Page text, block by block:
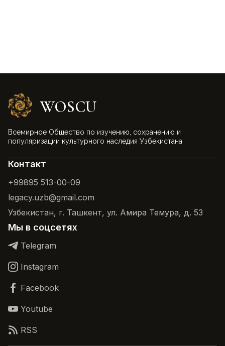
WOSCU
Всемирное Общество по изучению, сохранению и
популяризации культурного наследия Узбекистана
Контакт
+99895 513-00-09
legacy.uzb@gmail.com
Узбекистан, г. Ташкент, ул. Амира Темура, д. 53
Мы в соцсетях
Telegram
Instagram
Facebook
Youtube
RSS